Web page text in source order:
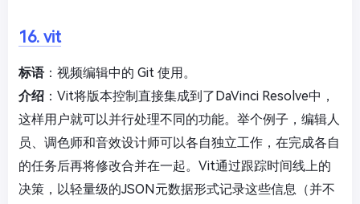
16. vit
标语：视频编辑中的 Git 使用。
介绍 ：Vit将版本控制直接集成到了DaVinci Resolve中，
这样用户就可以并行处理不同的功能。举个例子，编辑人
员、调色师和音效设计师可以各自独立工作，在完成各自
的任务后再将修改合并在一起。Vit通过跟踪时间线上的
决策，以轻量级的JSON元数据形式记录这些信息（并不